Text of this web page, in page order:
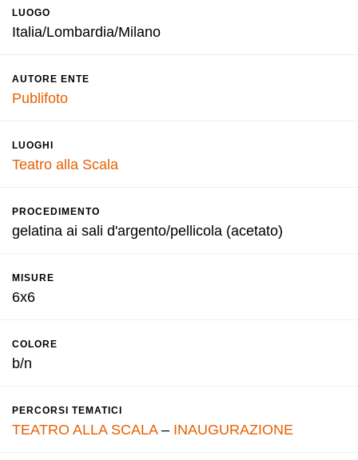
LUOGO
Italia/Lombardia/Milano
AUTORE ENTE
Publifoto
LUOGHI
Teatro alla Scala
PROCEDIMENTO
gelatina ai sali d'argento/pellicola (acetato)
MISURE
6x6
COLORE
b/n
PERCORSI TEMATICI
TEATRO ALLA SCALA– INAUGURAZIONE